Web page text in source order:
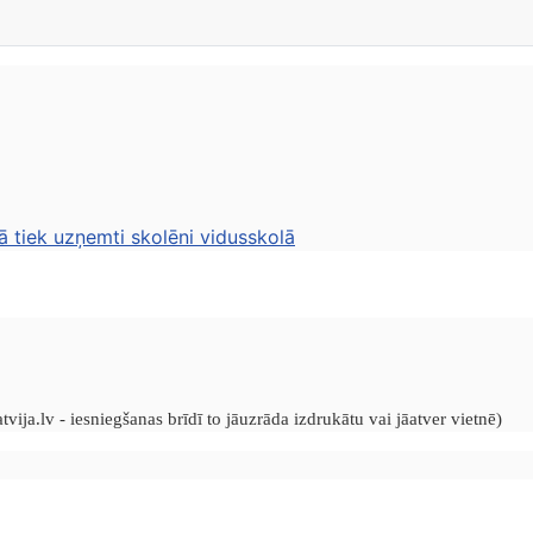
tiek uzņemti skolēni vidusskolā
- iesniegšanas brīdī to jāuzrāda izdrukātu vai jāatver vietnē)